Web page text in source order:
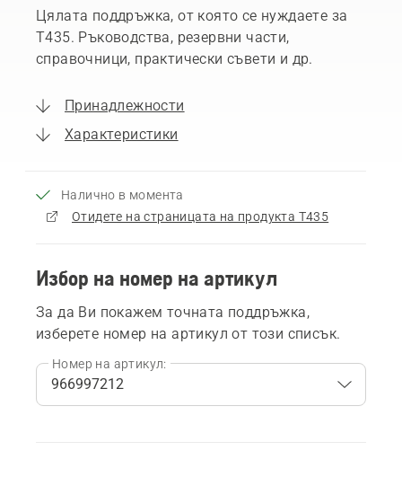
Цялата поддръжка, от която се нуждаете за
T435. Ръководства, резервни части,
справочници, практически съвети и др.
Принадлежности
Характеристики
Налично в момента
Отидете на страницата на продукта T435
Избор на номер на артикул
За да Ви покажем точната поддръжка,
изберете номер на артикул от този списък.
Номер на артикул: